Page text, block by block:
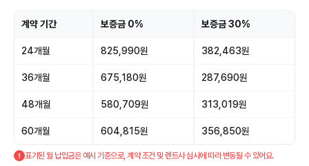
계약 기간 보증금 0% 보증금 30%
24개월 825,990원 382,463원
36개월 675,180원 287,690원
48개월 580,709원 313,019원
60개월 604,815원 356,850원
표기된 월 납입금은 예시 기준으로, 계약 조건 및 렌트사 심사에 따라 변동될 수 있어요.